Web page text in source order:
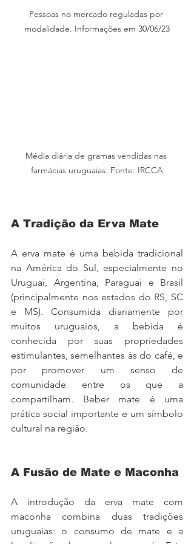
Pessoas no mercado reguladas por
modalidade. Informações em 30/06/23
Média diária de gramas vendidas nas
farmácias uruguaias. Fonte: IRCCA
A Tradição da Erva Mate
A erva mate é uma bebida tradicional
na América do Sul, especialmente no
Uruguai, Argentina, Paraguai e Brasil
(principalmente nos estados do RS, SC
e MS). Consumida diariamente por
muitos uruguaios, a bebida é
conhecida por suas propriedades
estimulantes, semelhantes às do café, e
por promover um senso de
comunidade entre os que a
compartilham. Beber mate é uma
prática social importante e um símbolo
cultural na região.
A Fusão de Mate e Maconha
A introdução da erva mate com
maconha combina duas tradições
uruguaias: o consumo de mate e a